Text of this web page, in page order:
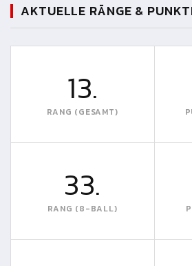
AKTUELLE RÄNGE &
13.
RANG (GESAMT)
33.
RANG (8-BALL)